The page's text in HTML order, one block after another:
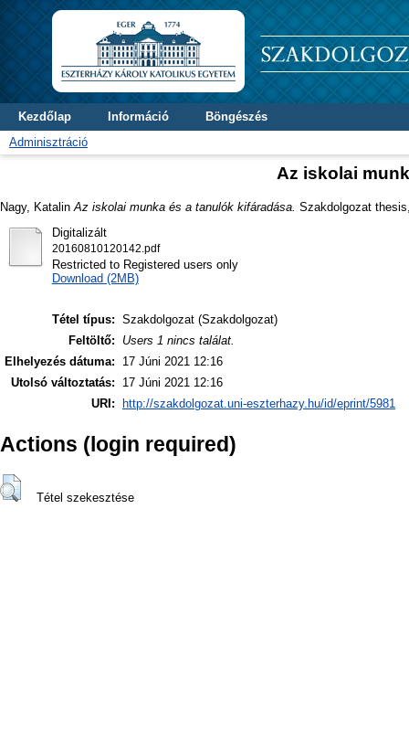
Kezdőlap Információ
Böngészés
Adminisztráció
Az iskolai
Nagy, Katalin Az iskolai munka és a tanulók kifáradása. Szakdolgozat
Digitalizált
20160810120142.pdf
Restricted to Registered users only
Download (2MB)
Tétel típus: Szakdolgozat (Szakdolgozat)
Feltöltő:
Users 1 nincs találat.
Elhelyezés dátuma:
17 Júni 2021 12:16
Utolsó változtatás:
17 Júni 2021 12:16
URI:
http://szakdolgozat.uni-eszterhazy.hu/id/eprint/5981
Actions (login required)
Tétel szekesztése